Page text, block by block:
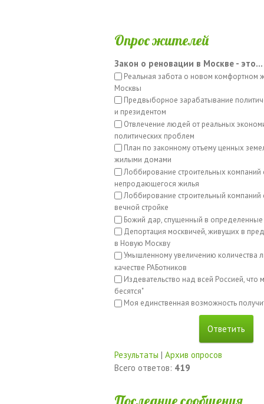
Опрос жителей
Закон о реновации в Москве - это...
Реальная забота о новом комфортном
Москвы
Предвыборное зарабатывание
и президентом
Отвлечение людей от реальных
политических проблем
План по законному отъему ценных
жилыми домами
Лоббирование строительных компаний
непродающегося жилья
Лоббирование строительный компаний
вечной стройке
Божий дар, спущенный в
Депортация москвичей, живущих в
в Новую Москву
Умышленному увеличению количества
качестве РАБотников
Издевательство над всей Россией, что
бесятся"
Моя единственная возможность
Результаты | Архив опросов
Всего ответов: 419
Последние сообщения